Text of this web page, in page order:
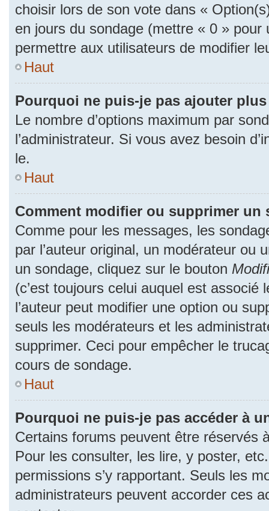
choisir lors de son vote dans «
en jours du sondage (mettre « 0 » pour
permettre aux utilisateurs de modifier
Haut
Pourquoi ne puis-je pas ajouter
Le nombre d’options maximum par
l’administrateur. Si vous avez besoin
le.
Haut
Comment modifier ou supprimer un
Comme pour les messages, les
par l’auteur original, un modérateur ou
un sondage, cliquez sur le bouton
(c’est toujours celui auquel est associé
l’auteur peut modifier une option ou
seuls les modérateurs et les
supprimer. Ceci pour empêcher le
cours de sondage.
Haut
Pourquoi ne puis-je pas accéder à
Certains forums peuvent être réservés
Pour les consulter, les lire, y poster,
permissions s’y rapportant. Seuls les
administrateurs peuvent accorder ces